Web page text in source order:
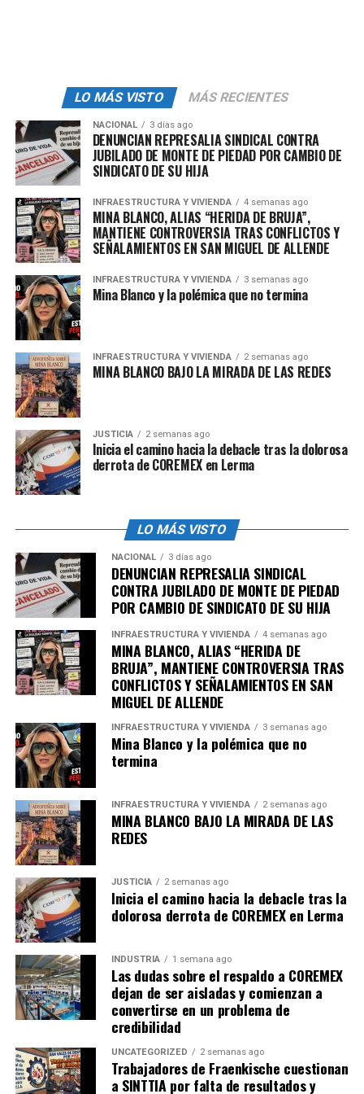
adiestramiento medidas de protección, manejo de
equipos de seguridad yprimeros auxilios
situaciones de exposición a climas extremos.
Creación de unaprima compensatoria
riesgo de laborar en temperaturas extremas, este
pago deberá oscilar entre el 10% y el 20% del
salario mínimo vigente.
En el caso de trabajadores al servicio del Estado,
la prima se fijará en proporción al tiempo de
exposición y al nivel de riesgo específico de las
temperaturas extremas a las que estén
sometidos.
Incluir comoriesgo de trabajo todos aquellos
derivados de la exposición prolongada a climas
extremos naturales o artificiales.
Considerar como accidente de trabajo las
enfermedades ocasionadas por la exposición
prolongadaa temperaturas extremas.
El proyecto define como
condición ambiental que implique una exposición a
temperaturas naturales o artificiales que excedan los
límites seguros establecidos por las normas oficiales”.
Este tipo de regulaciones no son nuevas en otras
economías,
Australia, Canadá, Suecia, Noruega,
Finlandiay algunos territorios deEstados Unidos,
cuentan con marcos legales en torno a la protección de
trabajadores en climas extremos.
Estrés térmico, amenaza global
En su informe
El calor en el trabajo: Implicaciones para
la seguridad y la salud, la OIT advierte que cada vez más
trabajadores están expuestos al estrés térmico
todo el mundo, pues algunas regiones se van
enfrentando a calores más extremos y lugares que ya
tenían temperaturas altas, tienen aún más retos.
El organismo internacional estima que en dos décadas
creció66% de la población trabajadora expuesta a
olas de calor
, y tan sólo en 2020 provocaron la muerte
de 4,200 personas.
Sin embargo, nueve de cada diez trabajadores en todo el
mundo estuvieronexpuestos a altas temperaturas
fuera de las olas de calor. “El calor excesivo está creando
desafíos sin precedentes para los trabajadores de todo
el mundo durante todo el año, y no sólo durante los
periodos de olas de calor intensas”, alerta el organismo.
LO MÁS VISTO MÁS RECIENTES
NACIONAL 3 días ago
DENUNCIAN REPRESALIA SINDICAL CONTRA
JUBILADO DE MONTE DE PIEDAD POR CAMBIO DE
SINDICATO DE SU HIJA
INFRAESTRUCTURA Y VIVIENDA 4 semanas ago
MINA BLANCO, ALIAS “HERIDA DE BRUJA”,
MANTIENE CONTROVERSIA TRAS CONFLICTOS Y
SEÑALAMIENTOS EN SAN MIGUEL DE ALLENDE
INFRAESTRUCTURA Y VIVIENDA 3 semanas ago
Mina Blanco y la polémica que no termina
INFRAESTRUCTURA Y VIVIENDA 2 semanas ago
MINA BLANCO BAJO LA MIRADA DE LAS REDES
JUSTICIA 2 semanas ago
Inicia el camino hacia la debacle tras la dolorosa
derrota de COREMEX en Lerma
LO MÁS VISTO
NACIONAL 3 días ago
DENUNCIAN REPRESALIA SINDICAL
CONTRA JUBILADO DE MONTE DE PIEDAD
POR CAMBIO DE SINDICATO DE SU HIJA
INFRAESTRUCTURA Y VIVIENDA 4 semanas ago
MINA BLANCO, ALIAS “HERIDA DE
BRUJA”, MANTIENE CONTROVERSIA TRAS
CONFLICTOS Y SEÑALAMIENTOS EN SAN
MIGUEL DE ALLENDE
INFRAESTRUCTURA Y VIVIENDA 3 semanas ago
Mina Blanco y la polémica que no
termina
INFRAESTRUCTURA Y VIVIENDA 2 semanas ago
MINA BLANCO BAJO LA MIRADA DE LAS
REDES
JUSTICIA 2 semanas ago
Inicia el camino hacia la debacle tras la
dolorosa derrota de COREMEX en Lerma
INDUSTRIA 1 semana ago
Las dudas sobre el respaldo a COREMEX
dejan de ser aisladas y comienzan a
convertirse en un problema de
credibilidad
UNCATEGORIZED 2 semanas ago
Trabajadores de Fraenkische cuestionan
a SINTTIA por falta de resultados y